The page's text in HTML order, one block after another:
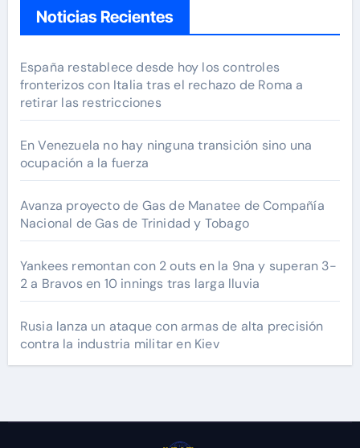
Noticias Recientes
España restablece desde hoy los controles
fronterizos con Italia tras el rechazo de Roma a
retirar las restricciones
En Venezuela no hay ninguna transición sino una
ocupación a la fuerza
Avanza proyecto de Gas de Manatee de Compañía
Nacional de Gas de Trinidad y Tobago
Yankees remontan con 2 outs en la 9na y superan 3-
2 a Bravos en 10 innings tras larga lluvia
Rusia lanza un ataque con armas de alta precisión
contra la industria militar en Kiev